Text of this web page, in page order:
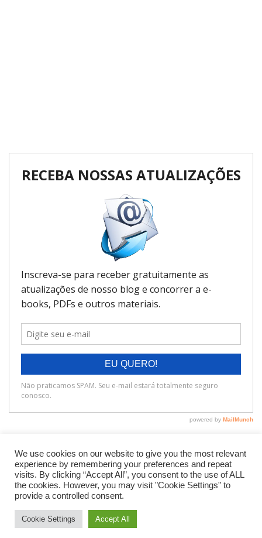
We use cookies on our website to give you the most relevant
experience by remembering your preferences and repeat
visits. By clicking “Accept All”, you consent to the use of ALL
the cookies. However, you may visit "Cookie Settings" to
provide a controlled consent.
Cookie Settings Accept All